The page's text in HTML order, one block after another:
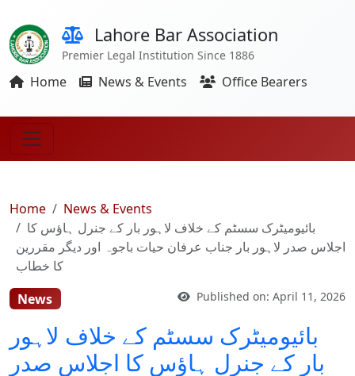
Lahore Bar Association
Premier Legal Institution Since 1886
Home News & Events Office Bearers
Home
News & Events
بائیومیٹرک سسٹم کے خلاف لاہور بار کے جنرل ہاؤس کا
اجلاس صدر لاہور بار جناب عرفان حیات باجوہ اور دیگر مقررین
کا خطاب
News
Published on: April 11, 2026
بائیومیٹرک سسٹم کے خلاف لاہور
بار کے جنرل ہاؤس کا اجلاس صدر